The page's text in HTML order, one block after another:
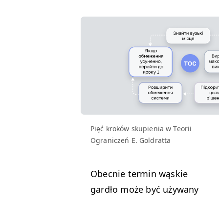
Pięć kroków skupienia w Teorii
Ograniczeń E. Goldratta
Obecnie termin wąskie
gardło może być używany